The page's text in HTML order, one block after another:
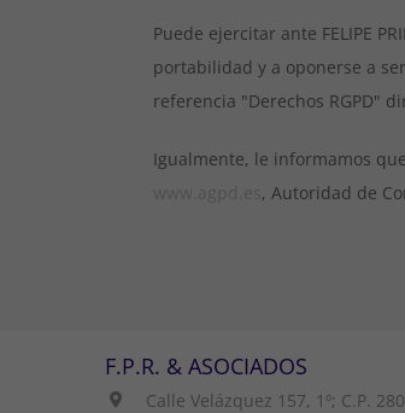
Puede ejercitar ante FELIPE
portabilidad y a oponerse a
referencia "Derechos RGPD"
Igualmente, le informamos
, Autoridad de
F.P.R. & ASOCIADOS
Calle Velázquez 157, 1º; C.P.